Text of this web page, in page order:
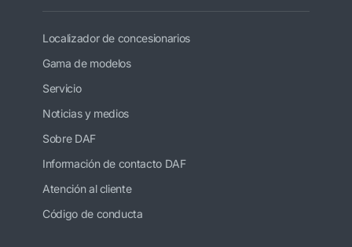
Localizador de concesionarios
Gama de modelos
Servicio
Noticias y medios
Sobre DAF
Información de contacto DAF
Atención al cliente
Código de conducta